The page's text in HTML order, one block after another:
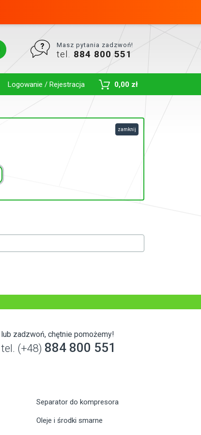
Masz pytania zadzwoń!
tel. 884 800 551
Logowanie / Rejestracja 0,00 zł
zamknij
lub zadzwoń, chętnie pomożemy!
tel. (+48) 884 800 551
Separator do kompresora
Oleje i środki smarne